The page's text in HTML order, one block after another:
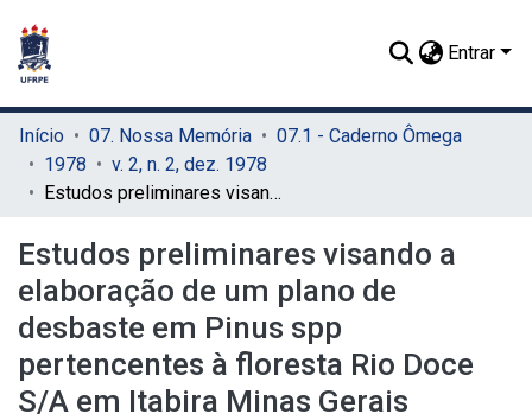
Entrar
Início 07. Nossa Memória
07.1 - Caderno Ômega
1978
v. 2, n. 2, dez. 1978
Estudos preliminares visando a elaboração de um plano de desbaste em Pinus spp pertencentes à floresta Rio Doce S/A em Itabira Minas Gerais
Estudos preliminares visando a
elaboração de um plano de
desbaste em Pinus spp
pertencentes à floresta Rio Doce
S/A em Itabira Minas Gerais